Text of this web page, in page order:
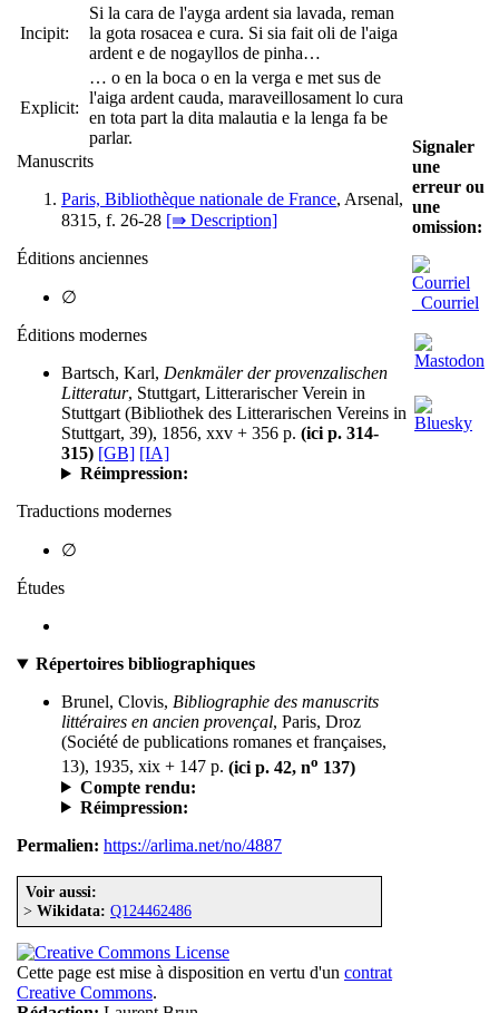
Incipit:
Si la cara de l'ayga ardent sia lavada, reman
la gota rosacea e cura. Si sia fait oli de l'aiga
ardent e de nogayllos de pinha…
Explicit:
… o en la boca o en la verga e met sus de
l'aiga ardent cauda, maraveillosament lo cura
en tota part la dita malautia e la lenga fa be
parlar.
Manuscrits
Paris, Bibliothèque nationale de France, Arsenal,
8315, f. 26-28 [⇛ Description]
Éditions anciennes
∅
Éditions modernes
Bartsch, Karl, Denkmäler der provenzalischen
Litteratur, Stuttgart, Litterarischer Verein in
Stuttgart (Bibliothek des Litterarischen Vereins in
Stuttgart, 39), 1856, xxv + 356 p. (ici p. 314-
315) [GB] [IA]
Réimpression:
Traductions modernes
∅
Études
Répertoires bibliographiques
Brunel, Clovis, Bibliographie des manuscrits
littéraires en ancien provençal, Paris, Droz
(Société de publications romanes et françaises,
13), 1935, xix + 147 p. (ici p. 42, no 137)
Compte rendu:
Réimpression:
Permalien: https://arlima.net/no/4887
Voir aussi:
> Wikidata: Q124462486
Cette page est mise à disposition en vertu d'un contrat
Creative Commons.
Signaler
une
erreur ou
une
omission:
Courriel